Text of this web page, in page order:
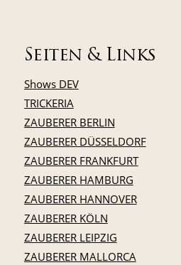
Seiten & Links
Shows DEV
TRICKERIA
ZAUBERER BERLIN
ZAUBERER DÜSSELDORF
ZAUBERER FRANKFURT
ZAUBERER HAMBURG
ZAUBERER HANNOVER
ZAUBERER KÖLN
ZAUBERER LEIPZIG
ZAUBERER MALLORCA